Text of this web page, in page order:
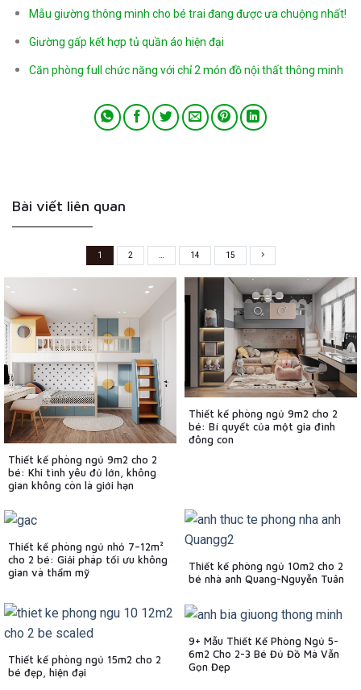
Mẫu giường thông minh cho bé trai đang được ưa chuộng nhất!
Giường gấp kết hợp tủ quần áo hiện đại
Căn phòng full chức năng với chỉ 2 món đồ nội thất thông minh
Bài viết liên quan
1 2 14 15
Thiết kế phòng ngủ 9m2 cho 2
bé: Khi tình yêu đủ lớn, không
gian không còn là giới hạn
Thiết kế phòng ngủ 9m2 cho 2
bé: Bí quyết của một gia đình
đông con
Thiết kế phòng ngủ nhỏ 7–12m²
cho 2 bé: Giải pháp tối ưu không
gian và thẩm mỹ
Thiết kế phòng ngủ 10m2 cho 2
bé nhà anh Quang-Nguyễn Tuân
Thiết kế phòng ngủ 15m2 cho 2
bé đẹp, hiện đại
9+ Mẫu Thiết Kế Phòng Ngủ 5-
6m2 Cho 2-3 Bé Đủ Đồ Mà Vẫn
Gọn Đẹp